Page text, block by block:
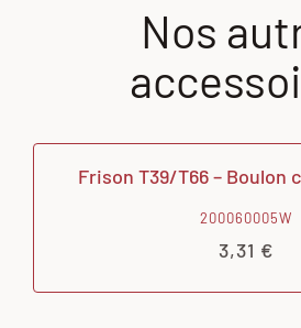
Nos
Frison T39/T66 – Boulon
200060005W
3,31 €